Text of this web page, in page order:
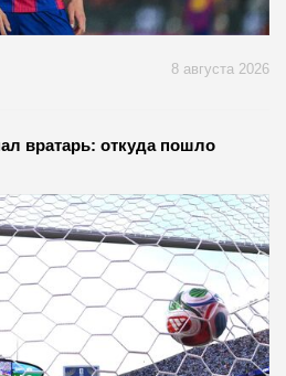
8 августа 2026
вратарь: откуда пошло